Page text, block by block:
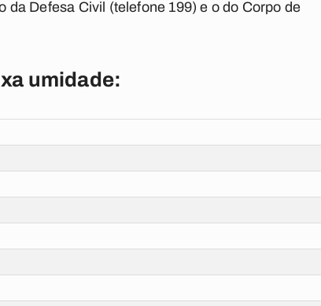
Defesa Civil (telefone 199) e o do Corpo de
umidade: